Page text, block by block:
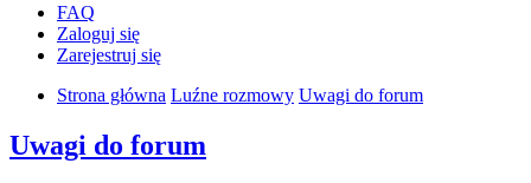
FAQ
Zaloguj się
Zarejestruj się
Strona główna Luźne rozmowy Uwagi do forum
Uwagi do forum